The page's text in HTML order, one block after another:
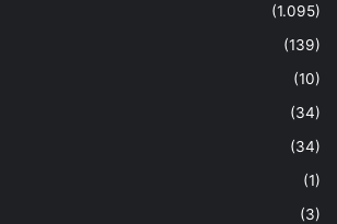
(1.095)
(139)
(10)
(34)
(34)
(1)
(3)